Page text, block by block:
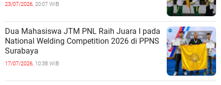
23/07/2026, 20:07 WIB
Dua Mahasiswa JTM PNL Raih Juara I pada
National Welding Competition 2026 di PPNS
Surabaya
17/07/2026, 10:38 WIB